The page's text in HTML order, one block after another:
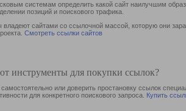
системам определить какой сайт наилучшим
позиций и поискового трафика.
сайтами со ссылочной массой, которую они
Смотреть ссылки сайтов
инструменты для покупки ссылок?
или доверить простановку ссылок
для конкретного поискового запроса. Купить